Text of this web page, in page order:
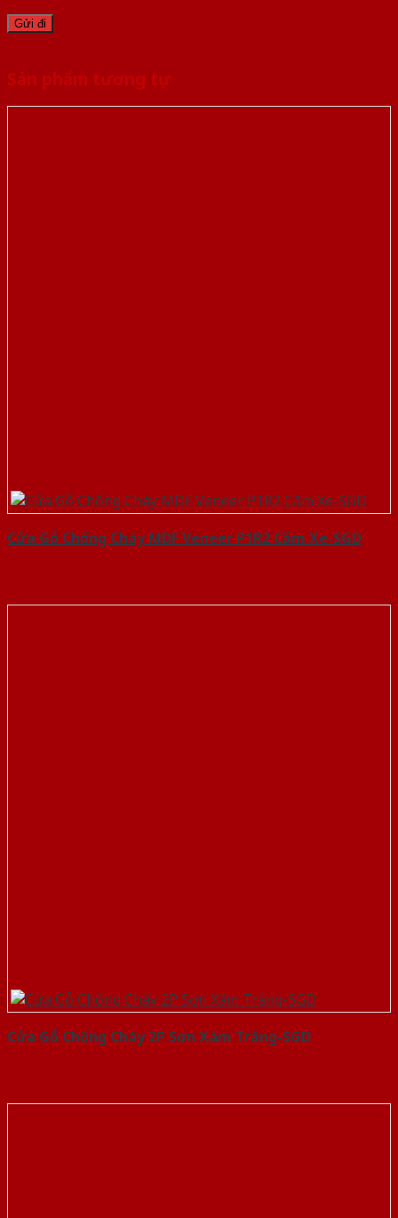
Sản phẩm tương tự
Cửa Gỗ Chống Cháy MDF Veneer P1R2 Căm Xe-SGD
Cửa Gỗ Chống Cháy 2P Sơn Xám Trắng-SGD